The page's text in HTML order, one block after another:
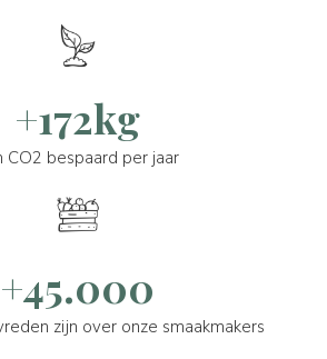
+172kg
CO2 bespaard per jaar
+45.000
zijn over onze smaakmakers